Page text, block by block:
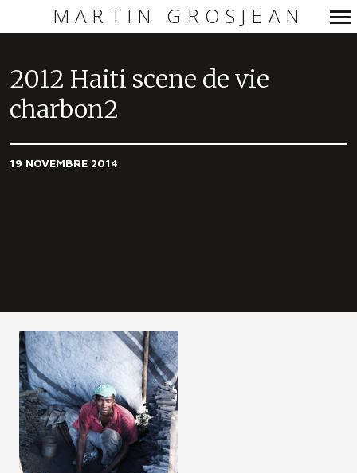
principale
MARTIN GROSJEAN
2012 Haiti scene de vie
charbon2
19 NOVEMBRE 2014